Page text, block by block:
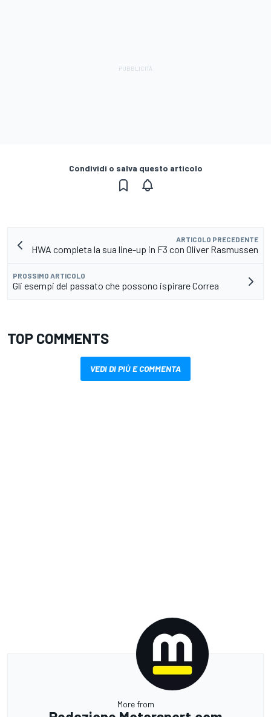
Condividi o salva questo articolo
ARTICOLO PRECEDENTE
HWA completa la sua line-up in F3 con Oliver Rasmussen
PROSSIMO ARTICOLO
Gli esempi del passato che possono ispirare Correa
TOP COMMENTS
VEDI DI PIÙ E COMMENTA
More from